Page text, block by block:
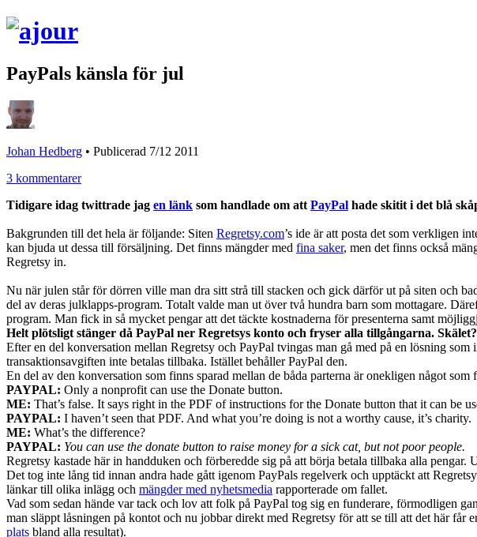
PayPals känsla för jul
Johan Hedberg • Publicerad 7/12 2011
3 kommentarer
Tidigare idag twittrade jag en länk som handlade om att PayPal hade skitit i det blå
Bakgrunden till det hela är följande: Siten Regretsy.com’s ide är att posta det som verkligen
kan bjuda ut dessa till försäljning. Det finns mängder med fina saker, men det finns också
Regretsy in.
Nu när julen står för dörren ville man dra sitt strå till stacken och gick därför ut på siten och
del av deras julklapps-program. Totalt valde man ut över två hundra barn som mottagare.
program. Man fick in så mycket pengar att det täckte kostnaderna för presenterna samt
Helt plötsligt stänger då PayPal ner Regretsys konto och fryser alla tillgångarna.
Efter en del konversation mellan Regretsy och PayPal tvingas man gå med på en lösning
transaktionsavgiften inte betalas tillbaka. Istället behåller PayPal den.
En del av den konversation som finns sparad mellan de båda parterna är onekligen något
PAYPAL: Only a nonprofit can use the Donate button.
ME: That’s false. It says right in the PDF of instructions for the Donate button that it can be
PAYPAL: I haven’t seen that PDF. And what you’re doing is not a worthy cause, it’s charity.
ME: What’s the difference?
PAYPAL: You can use the donate button to raise money for a sick cat, but not poor people.
Regretsy kastade här in handduken och förberedde sig på att börja betala tillbaka alla pengar.
Det tog inte lång tid innan andra hade gått igenom PayPals regelverk och upptäckt att Regretsy
länkar till olika inlägg och mängder med nyhetsmedia rapporterade om fallet.
Vad som sedan hände var tack och lov att folk på PayPal tog sig en funderare, förmodligen
man släppt låsningen på kontot och nu jobbar direkt med Regretsy för att se till att det här får
plats bland alla resultat).